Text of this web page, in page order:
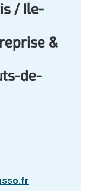
/ Ile-
&
de-